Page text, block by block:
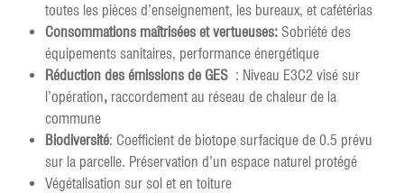
toutes les pièces d’enseignement, les bureaux, et cafétérias
Consommations maîtrisées et vertueuses: Sobriété des
équipements sanitaires, performance énergétique
Réduction des émissions de GES : Niveau E3C2 visé sur
l’opération, raccordement au réseau de chaleur de la
commune
Biodiversité: Coefficient de biotope surfacique de 0.5 prévu
sur la parcelle. Préservation d’un espace naturel protégé
Végétalisation sur sol et en toiture